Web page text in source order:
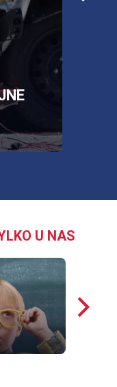
U NAS
loga